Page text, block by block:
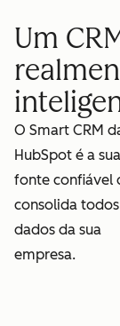
Um
O Smart CRM
HubSpot é a sua
fonte confiável
consolida
dados da sua
empresa.